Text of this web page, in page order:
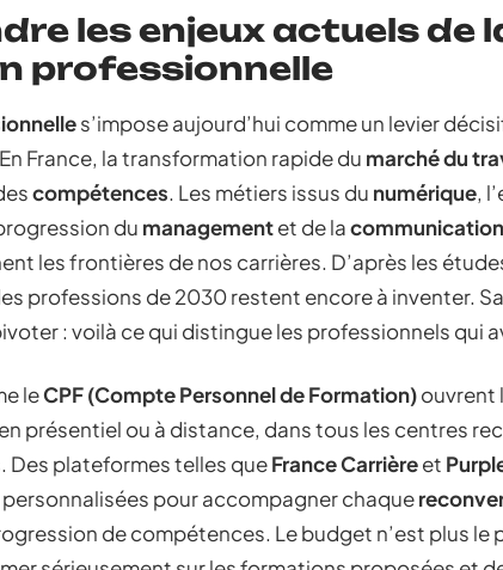
les enjeux actuels de
professionnelle
s’impose aujourd’hui comme un levier
France, la transformation rapide du marché du
compétences. Les métiers issus du numérique,
du managementet de lacommunication
les frontières de nos carrières. D’après les
professions de 2030 restent encore à inventer.
: voilà ce qui distingue les professionnels qui
leCPF (Compte Personnel de Formation)ouvrent
présentiel ou à distance, dans tous les centres
Des plateformes telles queFrance Carrièreet
pour accompagner chaque
de compétences. Le budget n’est plus le